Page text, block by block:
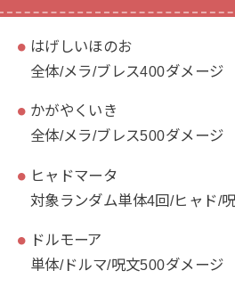
はげしいほのお
全体/メラ/ブレス400ダメージ
かがやくいき
全体/メラ/ブレス500ダメージ
ヒャドマータ
対象ランダム単体4回/ヒャド/
ドルモーア
単体/ドルマ/呪文500ダメージ